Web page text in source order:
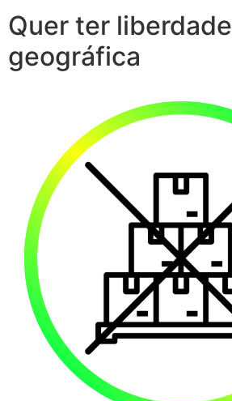
Quer ter liberdade
geográfica